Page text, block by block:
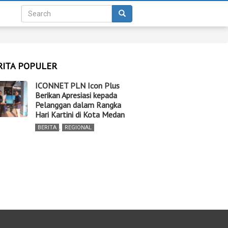
POPULER
ICONNET PLN Icon Plus
Berikan Apresiasi kepada
Pelanggan dalam Rangka
Hari Kartini di Kota Medan
BERITA , REGIONAL